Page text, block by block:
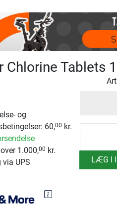
Chlorine Tablets
og
60,00 kr.
1.000,00 kr.
via UPS
LÆG I